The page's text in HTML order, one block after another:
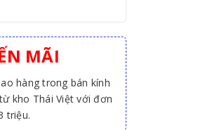
MÃI
hàng trong bán kính
kho Thái Việt với đơn
triệu.